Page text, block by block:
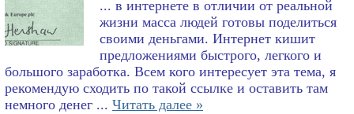
... в интернете в отличии от реальной
жизни масса людей готовы поделиться
своими деньгами. Интернет кишит
предложениями быстрого, легкого и
большого заработка. Всем кого интересует эта тема, я
рекомендую сходить по такой ссылке и оставить там
немного денег ... Читать далее »